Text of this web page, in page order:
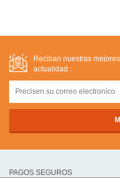
Reciban nuestras
actualidad :
PAGOS SEGUROS